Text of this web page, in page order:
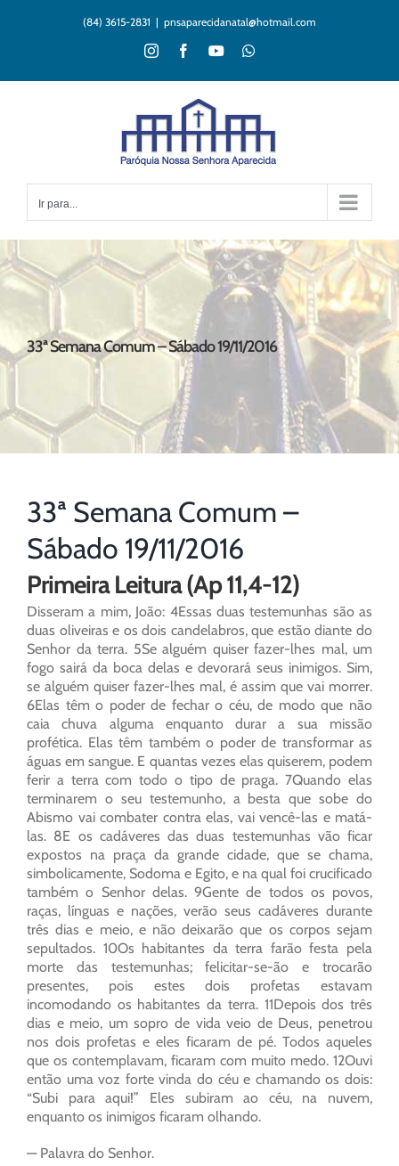
(84) 3615-2831 | pnsaparecidanatal@hotmail.com
InstagramFacebookYouTubeWhatsApp
Ir para...
33ª Semana Comum – Sábado 19/11/2016
33ª Semana Comum –
Sábado 19/11/2016
Primeira Leitura (Ap 11,4-12)
Disseram a mim, João: 4Essas duas testemunhas são as
duas oliveiras e os dois candelabros, que estão diante do
Senhor da terra. 5Se alguém quiser fazer-lhes mal, um
fogo sairá da boca delas e devorará seus inimigos. Sim,
se alguém quiser fazer-lhes mal, é assim que vai morrer.
6Elas têm o poder de fechar o céu, de modo que não
caia chuva alguma enquanto durar a sua missão
profética. Elas têm também o poder de transformar as
águas em sangue. E quantas vezes elas quiserem, podem
ferir a terra com todo o tipo de praga. 7Quando elas
terminarem o seu testemunho, a besta que sobe do
Abismo vai combater contra elas, vai vencê-las e matá-
las. 8E os cadáveres das duas testemunhas vão ficar
expostos na praça da grande cidade, que se chama,
simbolicamente, Sodoma e Egito, e na qual foi crucificado
também o Senhor delas. 9Gente de todos os povos,
raças, línguas e nações, verão seus cadáveres durante
três dias e meio, e não deixarão que os corpos sejam
sepultados. 10Os habitantes da terra farão festa pela
morte das testemunhas; felicitar-se-ão e trocarão
presentes, pois estes dois profetas estavam
incomodando os habitantes da terra. 11Depois dos três
dias e meio, um sopro de vida veio de Deus, penetrou
nos dois profetas e eles ficaram de pé. Todos aqueles
que os contemplavam, ficaram com muito medo. 12Ouvi
então uma voz forte vinda do céu e chamando os dois:
“Subi para aqui!” Eles subiram ao céu, na nuvem,
enquanto os inimigos ficaram olhando.
— Palavra do Senhor.